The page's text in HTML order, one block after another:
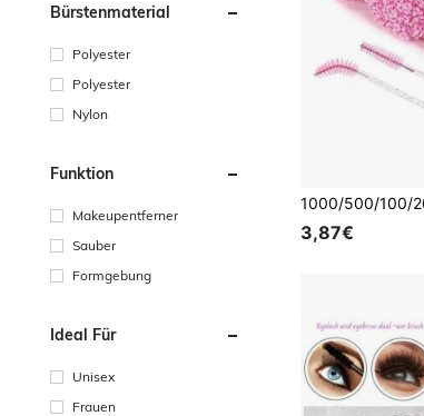
Bürstenmaterial
Polyester
Polyester
Nylon
Funktion
Makeupentferner
Sauber
Formgebung
Ideal Für
Unisex
Frauen
3,87€